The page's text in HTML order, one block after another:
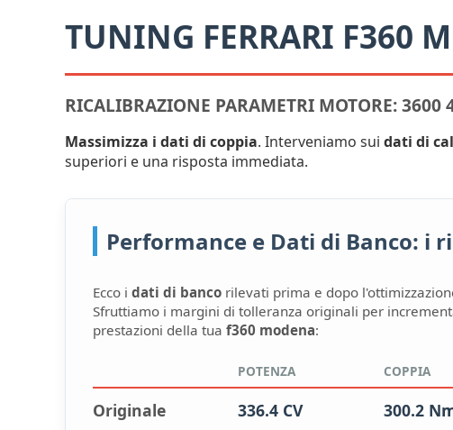
TUNING FERRARI F360
RICALIBRAZIONE PARAMETRI MOTORE: 3600
Massimizza i dati di coppia. Interveniamo sui dati di
superiori e una risposta immediata.
Performance e Dati di Banco: i
Ecco i dati di banco rilevati prima e dopo
Sfruttiamo i margini di tolleranza originali per
prestazioni della tua f360 modena:
POTENZA COPPIA
Originale 336.4 CV 300.2